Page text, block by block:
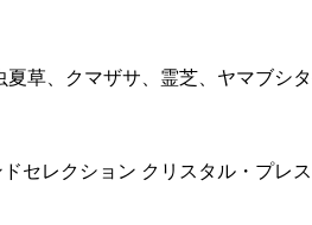
草、クマザサ、霊芝、ヤマブシ
ドセレクション クリスタル・プレ